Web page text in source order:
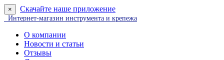
× Скачайте наше приложение
Интернет-магазин инструмента и крепежа
О компании
Новости и статьи
Отзывы